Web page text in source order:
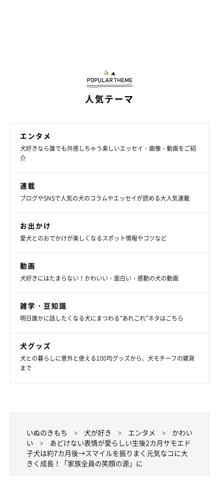
まったりする翠ちゃん
@samoyed_sui
飼い主さんは、幼少期からサモエドをずっと飼いたかったのだと
か。数十年越しに夢が叶い、毎日幸せを噛みしめながら翠ちゃん
との生活を送っていると言います。
最後に、飼い主さんにとって翠ちゃんはどのような存在か、ま
た、これから翠ちゃんとどのように暮らしていきたいかを聞きま
飼い主さん：
の源になってくれています。
らいいなと思っています」
2026年6月時点の情報であり、現在と異なる場合があります。
人気テーマ
エンタメ
犬好きなら誰でも共感しちゃう楽しいエッセイ・画像・動画をご紹
介
連載
ブログやSNSで人気の犬のコラムやエッセイが読める大人気連載
お出かけ
愛犬とのおでかけが楽しくなるスポット情報やコツなど
動画
犬好きにはたまらない！かわいい・面白い・感動の犬の動画
雑学・豆知識
明日誰かに話したくなる犬にまつわる”あれこれ”ネタはこちら
犬グッズ
犬との暮らしに意外と使える100均グッズから、犬モチーフの雑貨
まで
いぬのきもち 犬が好き エンタメ
かわい
い
あどけない表情が愛らしい生後2カ月サモエド
子犬は約7カ月後→スマイルを振りまく元気なコに大
きく成長！「家族全員の笑顔の源」に